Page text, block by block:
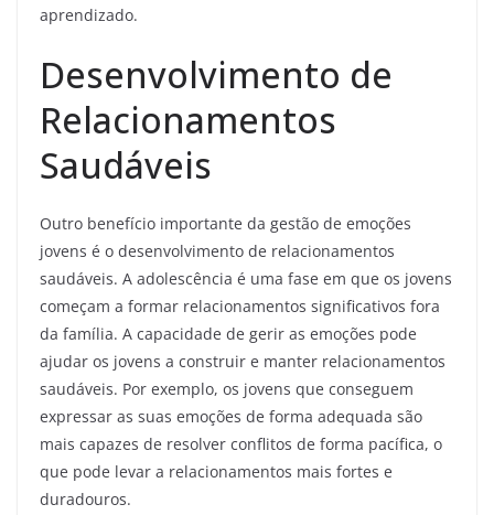
aprendizado.
Desenvolvimento de
Relacionamentos
Saudáveis
Outro benefício importante da gestão de emoções
jovens é o desenvolvimento de relacionamentos
saudáveis. A adolescência é uma fase em que os jovens
começam a formar relacionamentos significativos fora
da família. A capacidade de gerir as emoções pode
ajudar os jovens a construir e manter relacionamentos
saudáveis. Por exemplo, os jovens que conseguem
expressar as suas emoções de forma adequada são
mais capazes de resolver conflitos de forma pacífica, o
que pode levar a relacionamentos mais fortes e
duradouros.